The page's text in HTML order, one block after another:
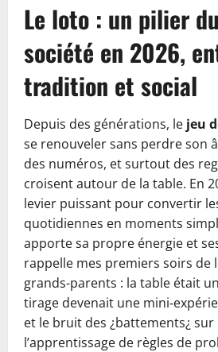
Le loto : un pilier
société en 2026,
tradition et social
Depuis des générations, le jeu
se renouveler sans perdre son
des numéros, et surtout des
croisent autour de la table. En
levier puissant pour convertir
quotidiennes en moments
apporte sa propre énergie et
rappelle mes premiers soirs de
grands-parents : la table était
tirage devenait une
et le bruit des ¿battements¿
l’apprentissage de règles de